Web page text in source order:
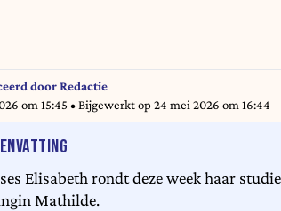
doorRedactie
om 15:45 • Bijgewerkt op24 mei 2026 om 16:44
Elisabeth rondt deze week haar
Mathilde.